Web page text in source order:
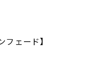
フェード】